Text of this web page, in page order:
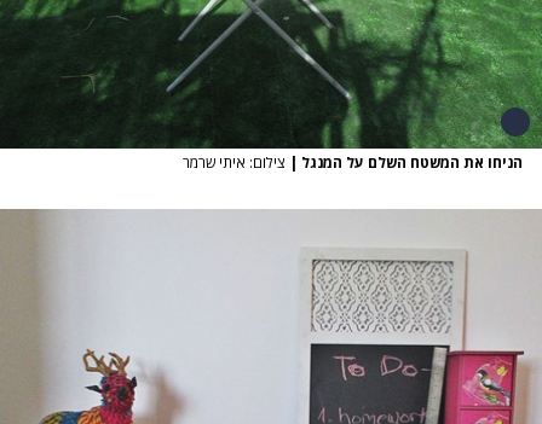
הניחו את המשטח השלם על המנגל | צילום: איתי שרמר